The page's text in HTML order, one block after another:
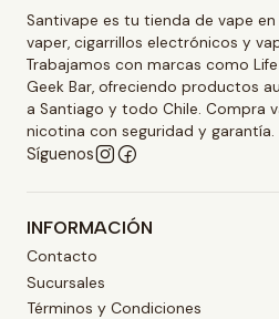
Santivape es tu tienda de vape
vaper, cigarrillos electrónicos y
Trabajamos con marcas como Life
Geek Bar, ofreciendo productos
a Santiago y todo Chile. Compra
nicotina con seguridad y garantía.
Síguenos
INFORMACIÓN
Contacto
Sucursales
Términos y Condiciones